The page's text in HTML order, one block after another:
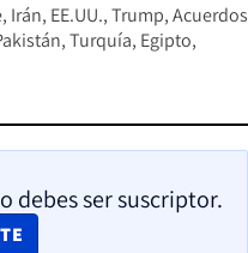
Irán EE.UU. Trump Acuerdos
Turquía Egipto
debes ser suscriptor.
WINDOW